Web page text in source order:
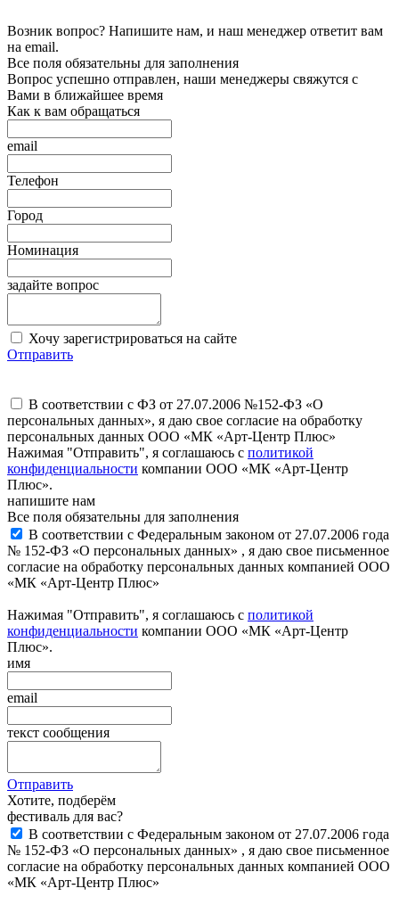
Возник вопрос? Напишите нам, и наш менеджер ответит вам
на email.
Все поля обязательны для заполнения
Вопрос успешно отправлен, наши менеджеры свяжутся с
Вами в ближайшее время
Как к вам обращаться
email
Телефон
Город
Номинация
задайте вопрос
Хочу зарегистрироваться на сайте
Отправить
В соответствии с ФЗ от 27.07.2006 №152-ФЗ «О
персональных данных», я даю свое согласие на обработку
персональных данных ООО «МК «Арт-Центр Плюс»
Нажимая "Отправить", я соглашаюсь с политикой
конфиденциальности компании ООО «МК «Арт-Центр
Плюс».
напишите нам
Все поля обязательны для заполнения
В соответствии с Федеральным законом от 27.07.2006 года
№ 152-ФЗ «О персональных данных» , я даю свое письменное
согласие на обработку персональных данных компанией ООО
«МК «Арт-Центр Плюс»
Нажимая "Отправить", я соглашаюсь с политикой
конфиденциальности компании ООО «МК «Арт-Центр
Плюс».
имя
email
текст сообщения
Отправить
Хотите, подберём
фестиваль для вас?
В соответствии с Федеральным законом от 27.07.2006 года
№ 152-ФЗ «О персональных данных» , я даю свое письменное
согласие на обработку персональных данных компанией ООО
«МК «Арт-Центр Плюс»